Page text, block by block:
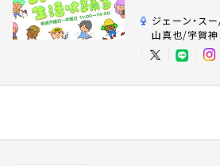
ジェーン・ス
山真也/宇賀